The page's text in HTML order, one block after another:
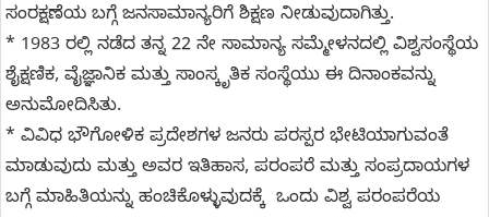
ಸಂರಕ್ಷಣೆಯ ಬಗ್ಗೆ ಜನಸಾಮಾನ್ಯರಿಗೆ ಶಿಕ್ಷಣ ನೀಡುವುದಾಗಿತ್ತು.
* 1983 ರಲ್ಲಿ ನಡೆದ ತನ್ನ 22 ನೇ ಸಾಮಾನ್ಯ ಸಮ್ಮೇಳನದಲ್ಲಿ ವಿಶ್ವಸಂಸ್ಥೆಯ
ಶೈಕ್ಷಣಿಕ, ವೈಜ್ಞಾನಿಕ ಮತ್ತು ಸಾಂಸ್ಕೃತಿಕ ಸಂಸ್ಥೆಯು ಈ ದಿನಾಂಕವನ್ನು
ಅನುಮೋದಿಸಿತು.
* ವಿವಿಧ ಭೌಗೋಳಿಕ ಪ್ರದೇಶಗಳ ಜನರು ಪರಸ್ಪರ ಭೇಟಿಯಾಗುವಂತೆ
ಮಾಡುವುದು ಮತ್ತು ಅವರ ಇತಿಹಾಸ, ಪರಂಪರೆ ಮತ್ತು ಸಂಪ್ರದಾಯಗಳ
ಬಗ್ಗೆ ಮಾಹಿತಿಯನ್ನು ಹಂಚಿಕೊಳ್ಳುವುದಕ್ಕೆ ಒಂದು ವಿಶ್ವ ಪರಂಪರೆಯ